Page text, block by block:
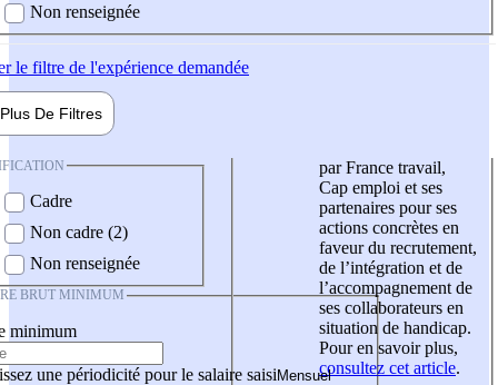
Non renseignée
le filtre de l'expérience demandée
Plus De Filtres
Cadre
Non cadre (2)
Non renseignée
BRUT MINIMUM
minimum
une périodicité pour le salaire saisi
par France travail,
Cap emploi et ses
partenaires pour ses
actions concrètes en
faveur du recrutement,
de l’intégration et de
l’accompagnement de
ses collaborateurs en
situation de handicap.
Pour en savoir plus,
consultez cet article.